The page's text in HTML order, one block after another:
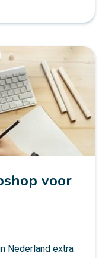
voor
Nederland extra